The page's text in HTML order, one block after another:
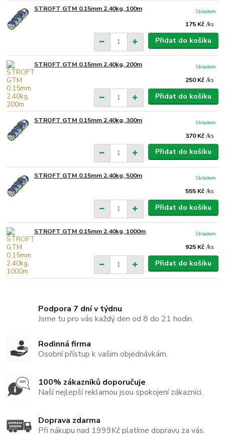
STROFT GTM 0.15mm 2.40kg, 100m
175 Kč /ks
Skladem
Přidat do košíku
STROFT GTM 0.15mm 2.40kg, 200m
250 Kč /ks
Skladem
Přidat do košíku
STROFT GTM 0.15mm 2.40kg, 300m
370 Kč /ks
Skladem
Přidat do košíku
STROFT GTM 0.15mm 2.40kg, 500m
555 Kč /ks
Skladem
Přidat do košíku
STROFT GTM 0.15mm 2.40kg, 1000m
925 Kč /ks
Skladem
Přidat do košíku
Podpora 7 dní v týdnu
Jsme tu pro vás každý den od 8 do 21 hodin.
Rodinná firma
Osobní přístup k vašim objednávkám.
100% zákazníků doporučuje
Naší nejlepší reklamou jsou spokojení zákazníci.
Doprava zdarma
Při nákupu nad 1999Kč platíme dopravu za vás.